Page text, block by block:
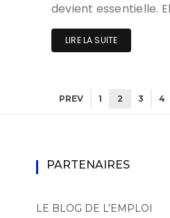
devient essentielle.
LIRE LA SUITE
PREV 1 2 3 4
PARTENAIRES
LE BLOG DE L’EMPLOI